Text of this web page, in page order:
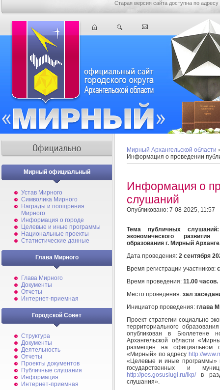
Старая версия сайта доступна по адресу
Мирный официальный
Устав Мирного
Символика Мирного
Награды и поощрения
Мирного
Информация о городе
Целевые и иные программы
Национальные проекты
Статистические данные
Глава Мирного
Глава Мирного
Документы
Отчеты
Интернет-приемная
Городской Совет
Структура
Документы
Деятельность
Отчеты
Проекты документов
Публичные слушания
Информация
Интернет-приемная
Мирный Архангельской области
Информация о проведении
Информация о
слушаний
Опубликовано: 7-08-2025, 11:57
Тема публичных слушаний:
экономического развития
образования г. Мирный
Дата проведения: 2 сентября
Время регистрации участников:
Время проведения: 11.00 часов.
Место проведения: зал
Инициатор проведения: глава
Проект стратегии социально-
территориального
опубликован в Бюллетене
Архангельской области
размещен на официальном
«Мирный» по адресу http://
«Целевые и иные программы»
государственных и
http://pos.gosuslugi.ru/lkp/в
слушания».